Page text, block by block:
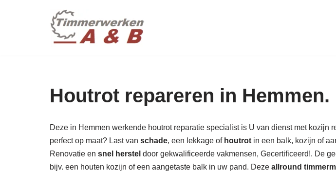
Houtrot repareren in Hemmen.
Deze in Hemmen werkende houtrot reparatie specialist is U van dienst met kozijn
perfect op maat? Last van schade, een lekkage of houtrot in een balk, kozijn of
Renovatie en snel herstel door gekwalificeerde vakmensen, Gecertificeerd!. De
bijv. een houten kozijn of een aangetaste balk in uw pand. Deze allround